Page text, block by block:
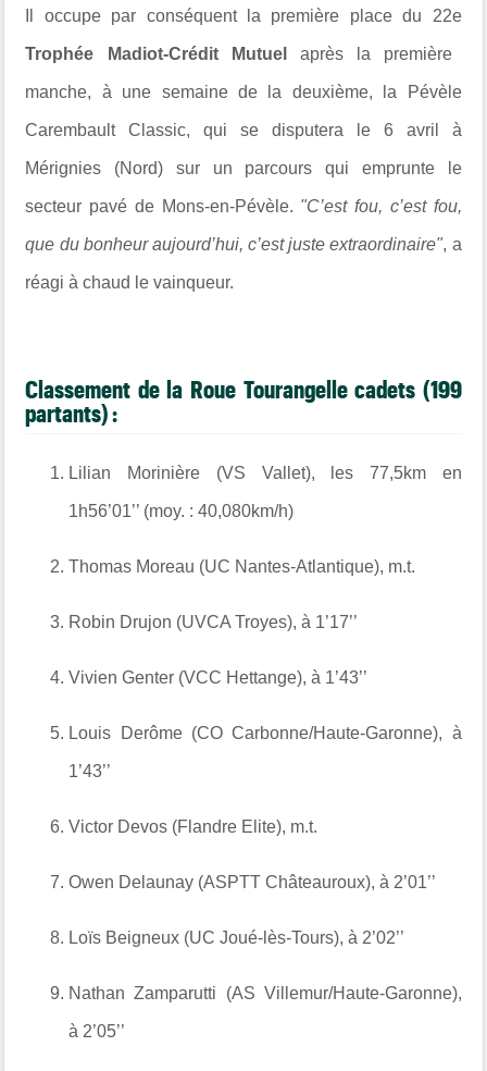
Il occupe par conséquent la première place du 22e
Trophée Madiot-Crédit Mutuel après la première
manche, à une semaine de la deuxième, la Pévèle
Carembault Classic, qui se disputera le 6 avril à
Mérignies (Nord) sur un parcours qui emprunte le
secteur pavé de Mons-en-Pévèle. "C’est fou, c’est fou,
que du bonheur aujourd’hui, c’est juste extraordinaire", a
réagi à chaud le vainqueur.
Classement de la Roue Tourangelle cadets (199
partants) :
Lilian Morinière (VS Vallet), les 77,5km en
1h56’01’’ (moy. : 40,080km/h)
Thomas Moreau (UC Nantes-Atlantique), m.t.
Robin Drujon (UVCA Troyes), à 1’17’’
Vivien Genter (VCC Hettange), à 1’43’’
Louis Derôme (CO Carbonne/Haute-Garonne), à
1’43’’
Victor Devos (Flandre Elite), m.t.
Owen Delaunay (ASPTT Châteauroux), à 2’01’’
Loïs Beigneux (UC Joué-lès-Tours), à 2’02’’
Nathan Zamparutti (AS Villemur/Haute-Garonne),
à 2’05’’